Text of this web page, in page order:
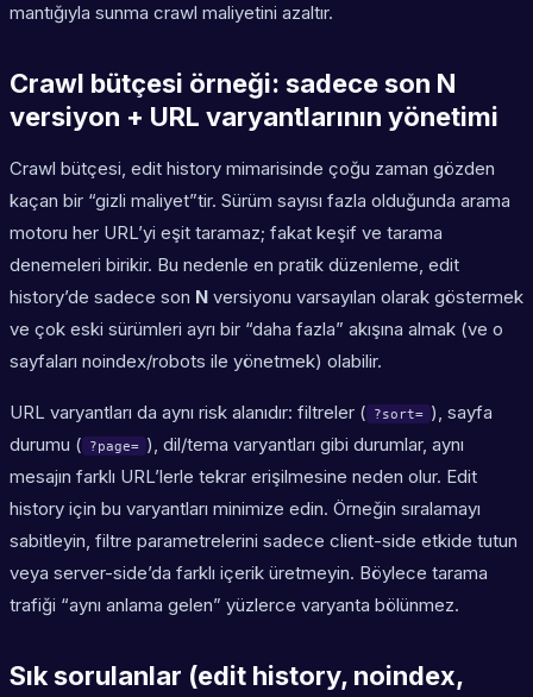
mantığıyla sunma crawl maliyetini azaltır.
Crawl bütçesi örneği: sadece son N
versiyon + URL varyantlarının yönetimi
Crawl bütçesi, edit history mimarisinde çoğu zaman gözden
kaçan bir “gizli maliyet”tir. Sürüm sayısı fazla olduğunda arama
motoru her URL’yi eşit taramaz; fakat keşif ve tarama
denemeleri birikir. Bu nedenle en pratik düzenleme, edit
history’de sadece son N versiyonu varsayılan olarak göstermek
ve çok eski sürümleri ayrı bir “daha fazla” akışına almak (ve o
sayfaları noindex/robots ile yönetmek) olabilir.
URL varyantları da aynı risk alanıdır: filtreler ( ?sort= ), sayfa
durumu (
?page= ), dil/tema varyantları gibi durumlar, aynı
mesajın farklı URL’lerle tekrar erişilmesine neden olur. Edit
history için bu varyantları minimize edin. Örneğin sıralamayı
sabitleyin, filtre parametrelerini sadece client-side etkide tutun
veya server-side’da farklı içerik üretmeyin. Böylece tarama
trafiği “aynı anlama gelen” yüzlerce varyanta bölünmez.
Sık sorulanlar (edit history, noindex,